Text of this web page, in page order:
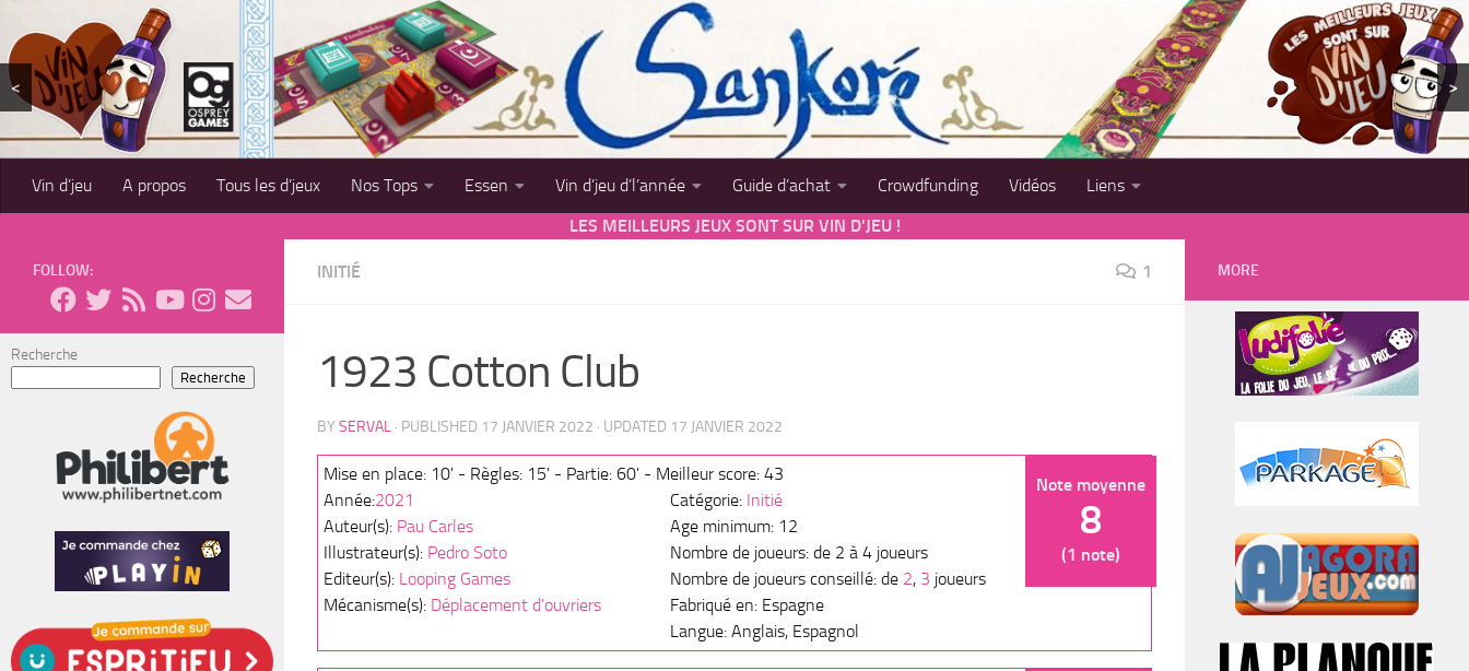
Skip to content
< >
Vin d’jeu A propos Tous les d’jeux Nos Tops Essen Vin d’jeu d’l’année Guide d’achat Crowdfunding Vidéos
Liens
LES MEILLEURS JEUX SONT SUR VIN D'JEU !
INITIÉ 1
1923 Cotton Club
BY SERVAL · PUBLISHED 17 JANVIER 2022 · UPDATED 17 JANVIER 2022
Note moyenne
8
(1 note)
Mise en place: 10' - Règles: 15' - Partie: 60' - Meilleur score: 43
Année:2021
Auteur(s): Pau Carles
Illustrateur(s): Pedro Soto
Editeur(s): Looping Games
Mécanisme(s): Déplacement d'ouvriers
Catégorie: Initié
Age minimum: 12
Nombre de joueurs: de 2 à 4 joueurs
Nombre de joueurs conseillé: de 2, 3 joueurs
Fabriqué en: Espagne
Langue: Anglais, Espagnol
FOLLOW:
Recherche
Recherche
MORE